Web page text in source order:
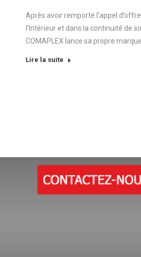
Après avoir remporté l’appel
l’Intérieur et dans la continuité de
COMAPLEX lance sa propre marque
Lire la suite